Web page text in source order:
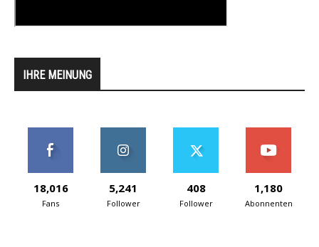
IHRE MEINUNG
18,016
Fans
5,241
Follower
408
Follower
1,180
Abonnenten